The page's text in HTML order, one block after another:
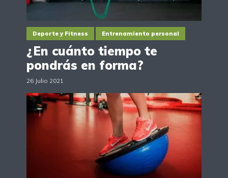
Deporte y Fitness Entrenamiento personal
¿En cuánto tiempo te
pondrás en forma?
26 Julio 2021